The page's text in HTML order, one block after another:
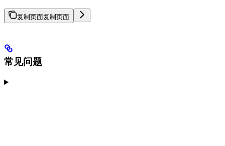
复制页面复制页面
常见问题